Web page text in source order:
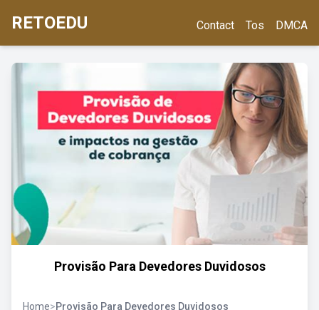
RETOEDU Contact Tos DMCA
Provisão Para Devedores Duvidosos
Home>Provisão Para Devedores Duvidosos